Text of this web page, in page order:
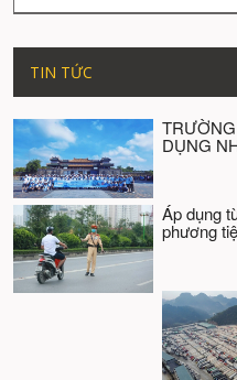
TIN TỨC
DỤNG
Áp dụng
phương